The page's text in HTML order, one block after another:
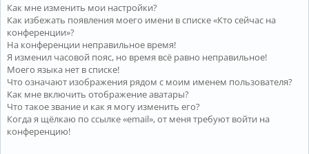
Как мне изменить мои настройки?
Как избежать появления моего имени в списке «Кто сейчас на
конференции»?
На конференции неправильное время!
Я изменил часовой пояс, но время всё равно неправильное!
Моего языка нет в списке!
Что означают изображения рядом с моим именем пользователя?
Как мне включить отображение аватары?
Что такое звание и как я могу изменить его?
Когда я щёлкаю по ссылке «email», от меня требуют войти на
конференцию!